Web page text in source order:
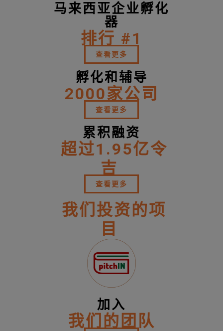
马来西亚企业孵化
器
排行 #1
查看更多
孵化和辅导
2000家公司
查看更多
累积融资
超过1.95亿令
吉
查看更多
我们投资的项
目
加入
我们的团队